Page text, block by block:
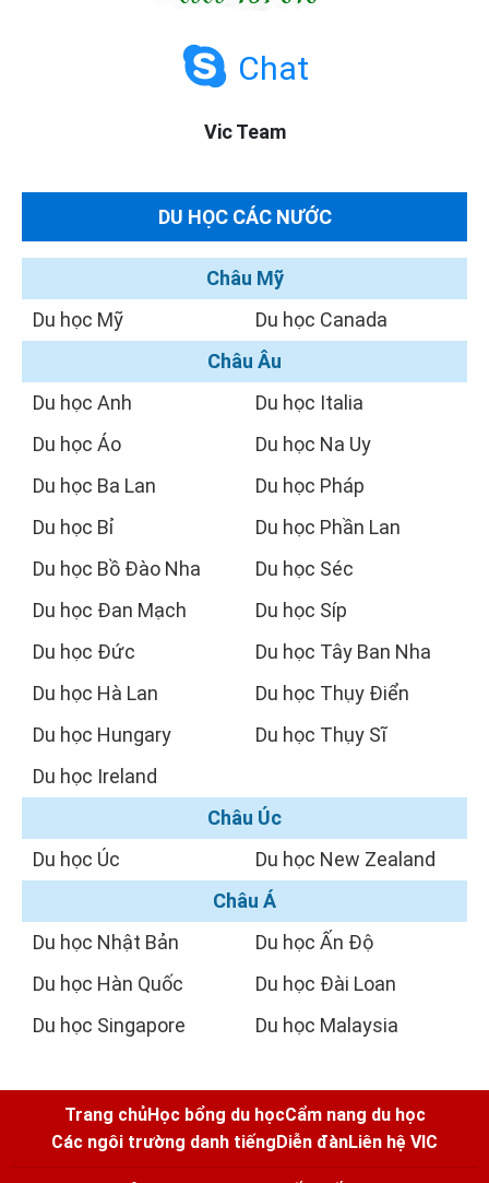
Chat
Vic Team
DU HỌC CÁC NƯỚC
Châu Mỹ
Du học Mỹ
Du học Canada
Châu Âu
Du học Anh
Du học Áo
Du học Ba Lan
Du học Bỉ
Du học Bồ Đào Nha
Du học Đan Mạch
Du học Đức
Du học Hà Lan
Du học Hungary
Du học Ireland
Du học Italia
Du học Na Uy
Du học Pháp
Du học Phần Lan
Du học Séc
Du học Síp
Du học Tây Ban Nha
Du học Thụy Điển
Du học Thụy Sĩ
Châu Úc
Du học Úc
Du học New Zealand
Châu Á
Du học Nhật Bản
Du học Hàn Quốc
Du học Singapore
Du học Ấn Độ
Du học Đài Loan
Du học Malaysia
Trang chủHọc bổng du họcCẩm nang du học
Các ngôi trường danh tiếng Diễn đànLiên hệ VIC